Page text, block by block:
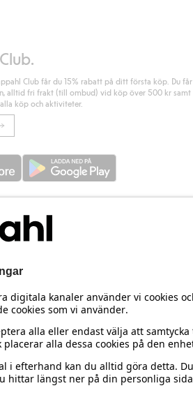
Club får du 15% rabatt på ditt första köp. Du får
alltid fri frakt (till ombud) vid köp över 500 kr samt
köp och aktiviteter.